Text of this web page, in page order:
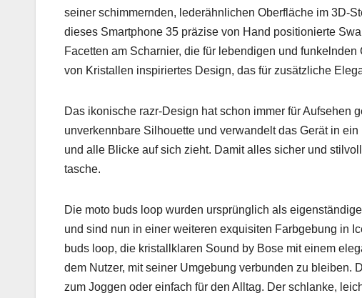
sein­er schim­mern­den, led­erähn­lichen Ober­fläche im 3D-
dieses Smart­phone 35 präzise von Hand posi­tion­ierte
Facetten am Scharnier, die für lebendi­gen und
von Kristallen inspiri­ertes Design, das für zusät­zliche
Das ikonis­che razr-Design hat schon immer für Auf­se­hen
unverkennbare Sil­hou­ette und ver­wan­delt das Gerät in
und alle Blicke auf sich zieht. Damit alles sich­er und
tasche.
Die moto buds loop wur­den ursprünglich als
und sind nun in ein­er weit­eren exquis­iten Far­bge­bung in
buds loop, die kristal­lk­laren Sound by Bose mit einem
dem Nutzer, mit sein­er Umge­bung ver­bun­den zu bleiben.
zum Joggen oder ein­fach für den All­t­ag. Der schlanke,